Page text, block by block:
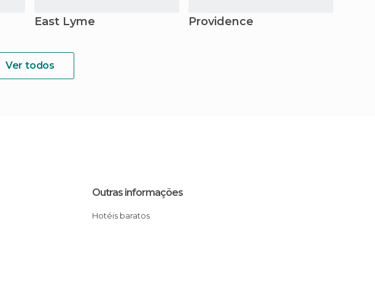
East Lyme Providence
Ver todos
Outras informações
Hotéis baratos